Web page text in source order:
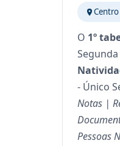
Centro
O 1º
- Único
Notas |
Pessoas